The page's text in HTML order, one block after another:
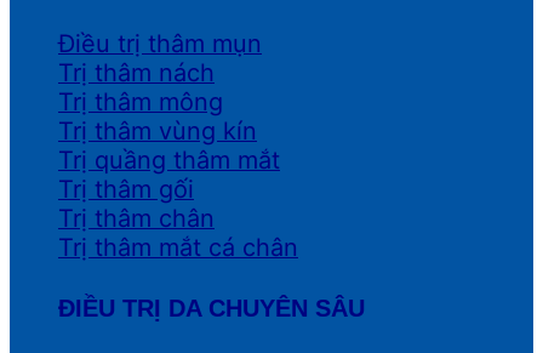
Điều trị thâm mụn
Trị thâm nách
Trị thâm mông
Trị thâm vùng kín
Trị quầng thâm mắt
Trị thâm gối
Trị thâm chân
Trị thâm mắt cá chân
ĐIỀU TRỊ DA CHUYÊN SÂU